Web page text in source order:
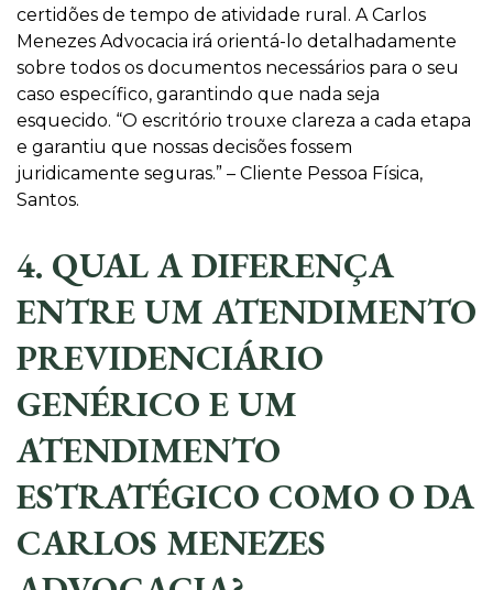
certidões de tempo de atividade rural. A Carlos
Menezes Advocacia irá orientá-lo detalhadamente
sobre todos os documentos necessários para o seu
caso específico, garantindo que nada seja
esquecido. “O escritório trouxe clareza a cada etapa
e garantiu que nossas decisões fossem
juridicamente seguras.” – Cliente Pessoa Física,
Santos.
4. QUAL A DIFERENÇA
ENTRE UM ATENDIMENTO
PREVIDENCIÁRIO
GENÉRICO E UM
ATENDIMENTO
ESTRATÉGICO COMO O DA
CARLOS MENEZES